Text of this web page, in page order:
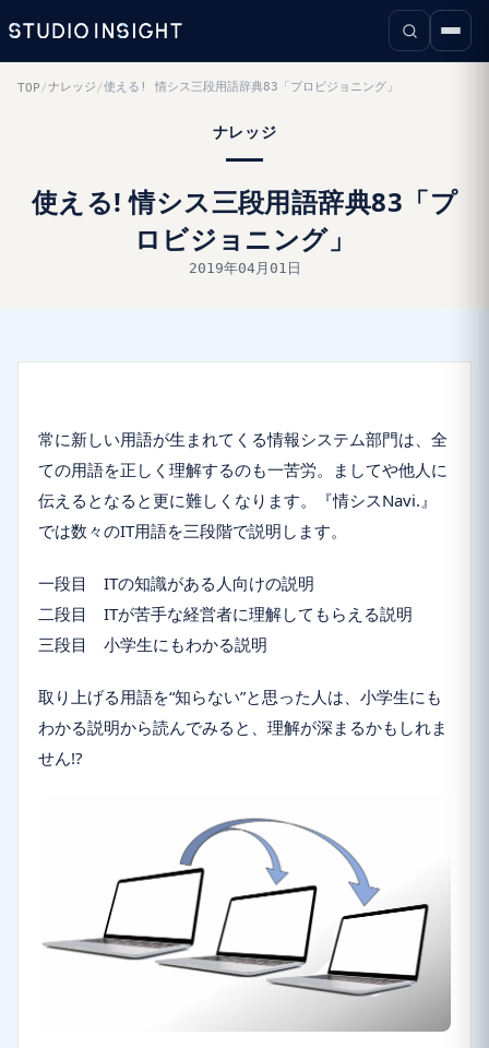
TOP /ナレッジ /使える! 情シス三段用語辞典83「プロビジョニング」
ナレッジ
使える! 情シス三段用語辞典83「プ
ロビジョニング」
2019年04月01日
常に新しい用語が生まれてくる情報システム部門は、全
ての用語を正しく理解するのも一苦労。ましてや他人に
伝えるとなると更に難しくなります。『情シスNavi.』
では数々のIT用語を三段階で説明します。
一段目 ITの知識がある人向けの説明
二段目 ITが苦手な経営者に理解してもらえる説明
三段目 小学生にもわかる説明
取り上げる用語を“知らない”と思った人は、小学生にも
わかる説明から読んでみると、理解が深まるかもしれま
せん!?